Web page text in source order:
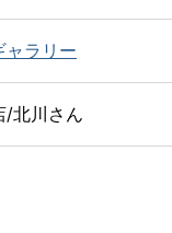
ャラリー
/北川さん